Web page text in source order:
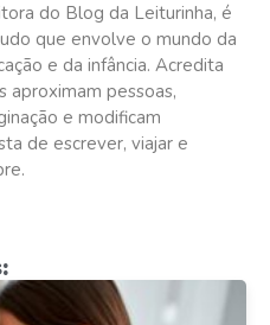
do Blog da Leiturinha, é
que envolve o mundo da
e da infância. Acredita
aproximam pessoas,
e modificam
de escrever, viajar e